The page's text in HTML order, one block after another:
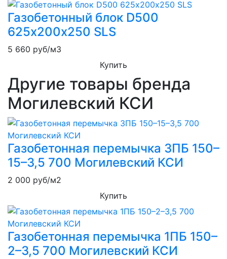
Газобетонный блок D500
625х200х250 SLS
5 660 руб/м3
Купить
Другие товары бренда
Могилевский КСИ
Газобетонная перемычка 3ПБ 150–
15–3,5 700 Могилевский КСИ
2 000 руб/м2
Купить
Газобетонная перемычка 1ПБ 150–
2–3,5 700 Могилевский КСИ